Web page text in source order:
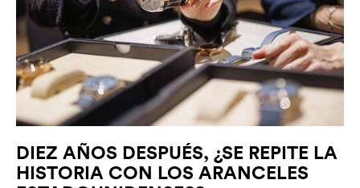
DIEZ AÑOS DESPUÉS, ¿SE REPITE LA
HISTORIA CON LOS ARANCELES